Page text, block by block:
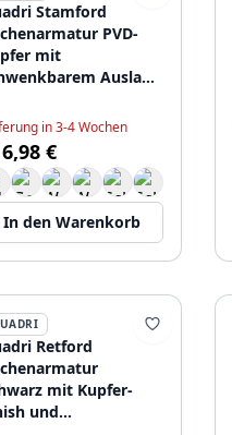
Stamford
PVD-
mit
Auslauf
in 3-4 Wochen
€
In den Warenkorb
Retford
mit Kupfer-
und